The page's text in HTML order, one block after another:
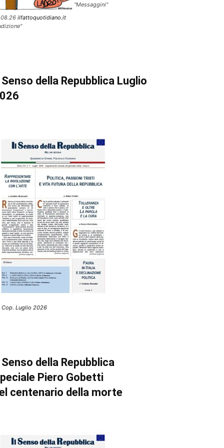
ilfattoquotidiano.it
"Messaggini"
Senso della Repubblica Luglio
Cop. Luglio 2026
Senso della Repubblica
Piero Gobetti
centenario della morte